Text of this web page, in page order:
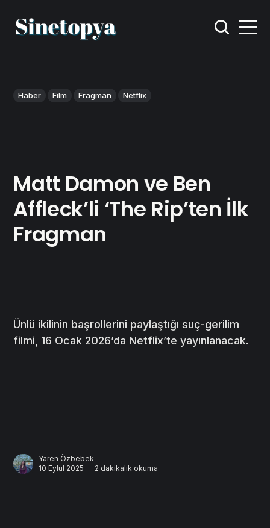
Haber Film Fragman Netflix
Matt Damon ve Ben
Affleck’li ‘The Rip’ten İlk
Fragman
Ünlü ikilinin başrollerini paylaştığı suç-gerilim
filmi, 16 Ocak 2026’da Netflix’te yayınlanacak.
Yaren Özbebek
10 Eylül 2025 — 2 dakikalık okuma